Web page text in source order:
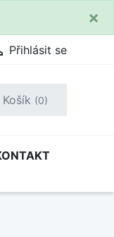
×
Přihlásit se
Košík (0)